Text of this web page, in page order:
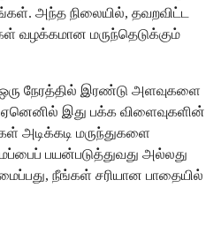
அந்த நிலையில், தவறவிட்ட
வழக்கமான மருந்தெடுக்கும்
நேரத்தில் இரண்டு அளவுகளை
இது பக்க விளைவுகளின்
அடிக்கடி மருந்துகளை
பயன்படுத்துவது அல்லது
நீங்கள் சரியான பாதையில்